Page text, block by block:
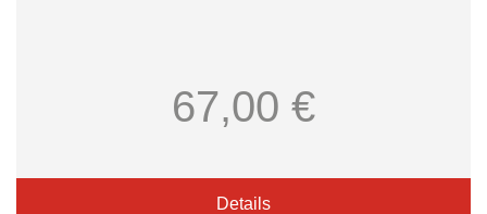
67,00 €
Details